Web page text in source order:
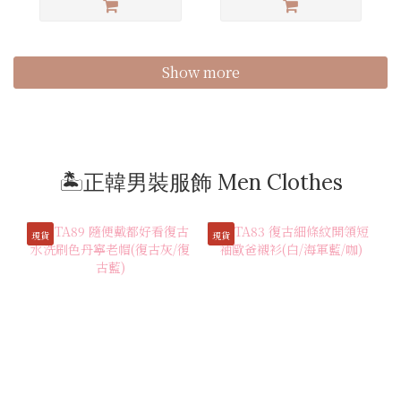
Show more
🏝️正韓男裝服飾 Men Clothes
現貨 現貨